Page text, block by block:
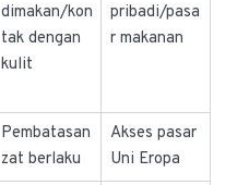
dimakan/kon
tak dengan
kulit
pribadi/pasa
r makanan
Pembatasan
zat berlaku
Akses pasar
Uni Eropa